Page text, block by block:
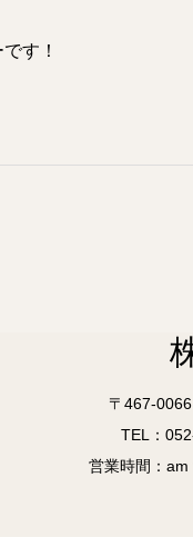
す！
〒467-
TEL：
営業時間：